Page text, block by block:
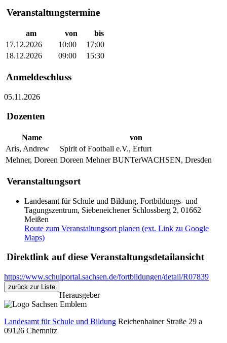
Veranstaltungstermine
am von
bis
17.12.2026
10:00
17:00
18.12.2026
09:00 15:30
Anmeldeschluss
05.11.2026
Dozenten
Name
von
Aris, Andrew
Spirit of Football e.V., Erfurt
Mehner, Doreen Doreen Mehner BUNTerWACHSEN, Dresden
Veranstaltungsort
Landesamt für Schule und Bildung, Fortbildungs- und
Tagungszentrum, Siebeneichener Schlossberg 2, 01662
Meißen
Route zum Veranstaltungsort planen (ext. Link zu Google
Maps)
Direktlink auf diese Veranstaltungsdetailansicht
https://www.schulportal.sachsen.de/fortbildungen/detail/R07839
zurück zur Liste
Herausgeber
Landesamt für Schule und Bildung Reichenhainer Straße 29 a
09126 Chemnitz